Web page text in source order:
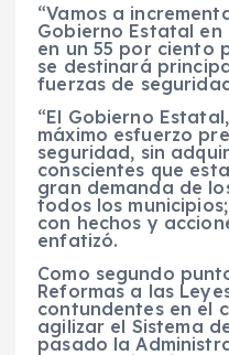
“Vamos a
Gobierno Estatal
en un 55 por ciento
se destinará
fuerzas de
“El Gobierno
máximo esfuerzo
seguridad, sin
conscientes que
gran demanda de
todos los
con hechos y
enfatizó.
Como segundo
Reformas a las
contundentes en el
agilizar el Sistema
pasado la